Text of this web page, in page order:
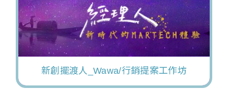
新創擺渡人_Wawa/行銷提案工作坊